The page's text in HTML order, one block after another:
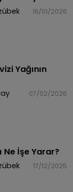
16/01/2026
Yağının
07/02/2026
Ne İşe Yarar?
17/12/2025